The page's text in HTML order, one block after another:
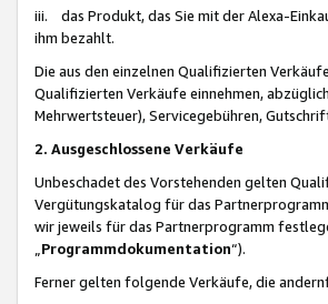
iii. das Produkt, das Sie mit der Alexa-
ihm bezahlt.
Die aus den einzelnen Qualifizierten
Qualifizierten Verkäufe einnehmen,
Mehrwertsteuer), Servicegebühren,
2. Ausgeschlossene Verkäufe
Unbeschadet des Vorstehenden gelten
Vergütungskatalog für das
wir jeweils für das Partnerprogramm
Programmdokumentation“).
Ferner gelten folgende Verkäufe, die